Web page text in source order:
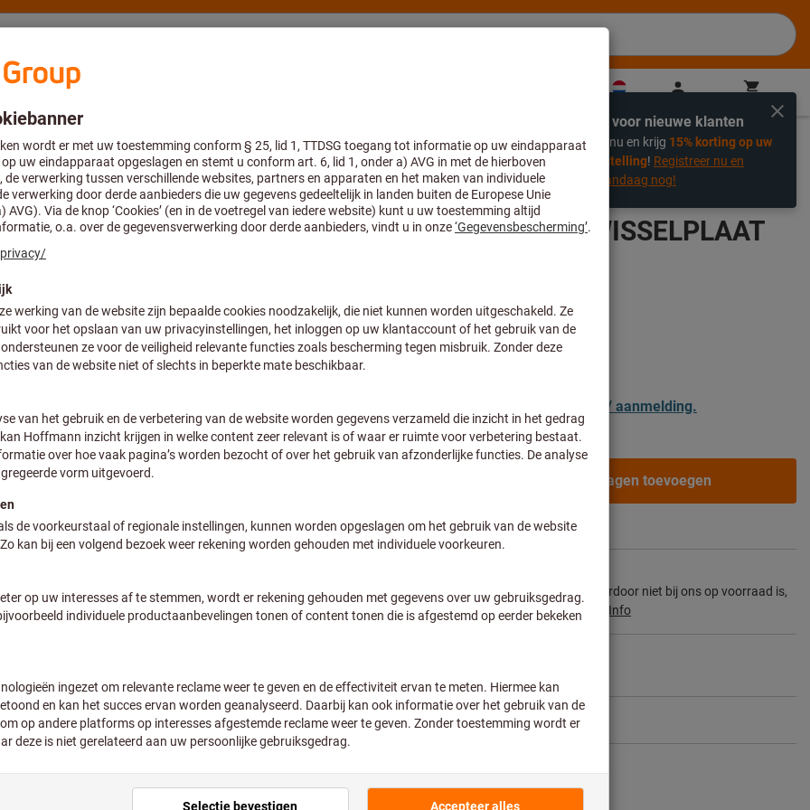
Advies en support
% Exclusief voor nieuwe klanten
Registreer nu en krijg 15% korting op uw
eerste bestelling! Registreer nu en
bespaar vandaag nog!
& vlakdraaigereedschap Wisselplaten voor langsdraaigereedschap & vlakdraaigereedschap
WOHX 1005ENEL BK6115 HM-WISSELPLAAT
Prijs per 1 Stuk
registratie / aanmelding.
Aan de winkelwagen toevoegen
Geschatte levertijd: 2-3 weken
Doordat het niet tot ons hoofdassortiment behoort en daardoor niet bij ons op voorraad is,
bestellen wij dit artikel voor u rechtstreeks bij de fabrikant. Info